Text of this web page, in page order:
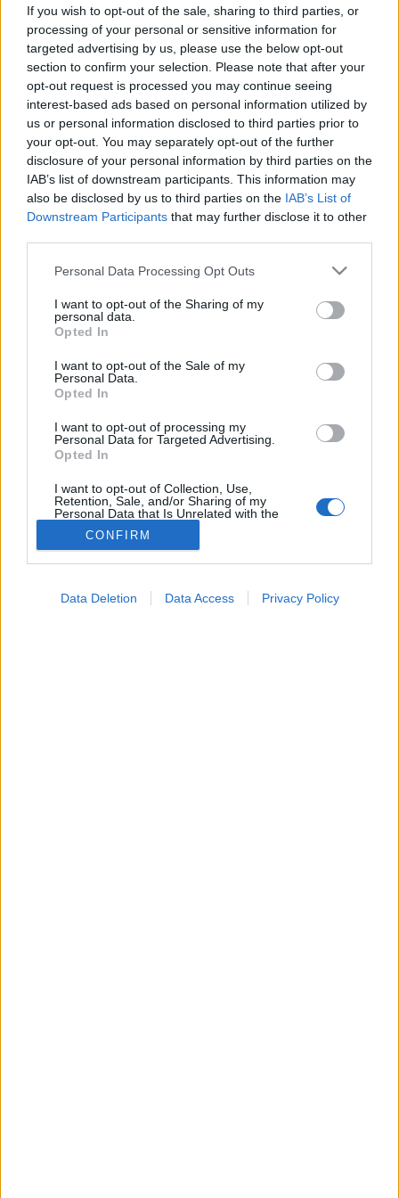
If you wish to opt-out of the sale, sharing to third parties, or
processing of your personal or sensitive information for
targeted advertising by us, please use the below opt-out
section to confirm your selection. Please note that after your
opt-out request is processed you may continue seeing
interest-based ads based on personal information utilized by
us or personal information disclosed to third parties prior to
your opt-out. You may separately opt-out of the further
disclosure of your personal information by third parties on the
IAB’s list of downstream participants. This information may
also be disclosed by us to third parties on the IAB’s List of
Downstream Participants that may further disclose it to other
Please note that this website/app uses one or more Google
not limited to your visit or usage behaviour. You may click to
grant or deny consent to Google and its third-party tags to
use your data for below specified purposes in below Google
consent section.
Personal Data Processing Opt Outs
I want to opt-out of the Sharing of my
personal data.
Opted In
I want to opt-out of the Sale of my
Personal Data.
Opted In
I want to opt-out of processing my
Personal Data for Targeted Advertising.
Opted In
I want to opt-out of Collection, Use,
Retention, Sale, and/or Sharing of my
Personal Data that Is Unrelated with the
Purposes for which it was collected.
Opted Out
CONFIRM
Data Deletion Data Access Privacy Policy
cselekedjen!
2024. szeptember 17. 14:36
Küldés Küldés Messengeren